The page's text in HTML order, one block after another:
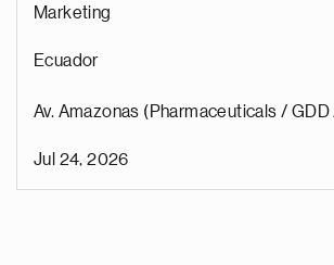
Marketing
Ecuador
Av. Amazonas (Pharmaceuticals /
Jul 24, 2026